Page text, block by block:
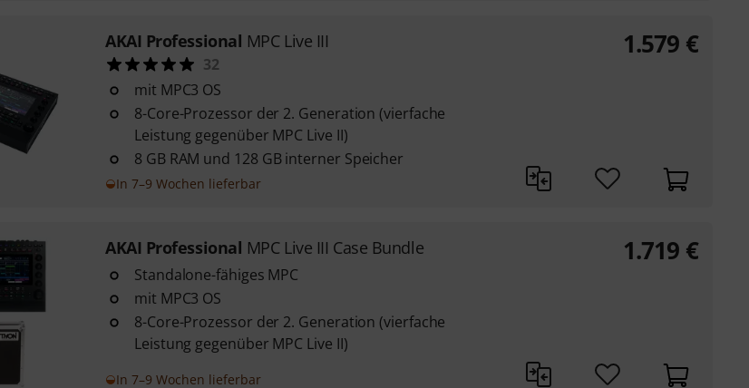
AKAI Professional MPC Live III
32
mit MPC3 OS
8-Core-Prozessor der 2. Generation (vierfache
Leistung gegenüber MPC Live II)
8 GB RAM und 128 GB interner Speicher
In 7–9 Wochen lieferbar
1.579 €
AKAI Professional MPC Live III Case Bundle
Standalone-fähiges MPC
mit MPC3 OS
8-Core-Prozessor der 2. Generation (vierfache
Leistung gegenüber MPC Live II)
In 7–9 Wochen lieferbar
1.719 €